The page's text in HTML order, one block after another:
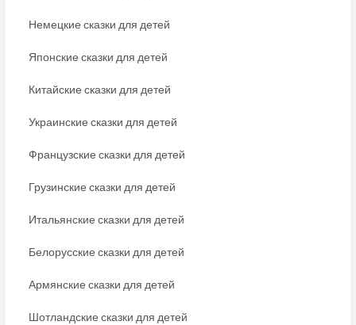
Немецкие сказки для детей
Японские сказки для детей
Китайские сказки для детей
Украинские сказки для детей
Французские сказки для детей
Грузинские сказки для детей
Итальянские сказки для детей
Белорусские сказки для детей
Армянские сказки для детей
Шотландские сказки для детей